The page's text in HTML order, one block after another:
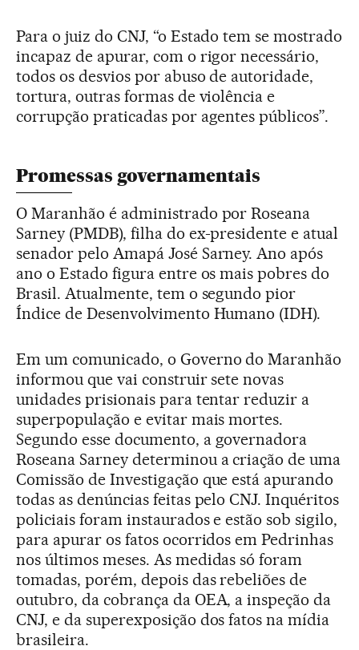
Para o juiz do CNJ, “o Estado tem se mostrado
incapaz de apurar, com o rigor necessário,
todos os desvios por abuso de autoridade,
tortura, outras formas de violência e
corrupção praticadas por agentes públicos”.
Promessas governamentais
O Maranhão é administrado por Roseana
Sarney (PMDB), filha do ex-presidente e atual
senador pelo Amapá José Sarney. Ano após
ano o Estado figura entre os mais pobres do
Brasil. Atualmente, tem o segundo pior
Índice de Desenvolvimento Humano (IDH).
Em um comunicado, o Governo do Maranhão
informou que vai construir sete novas
unidades prisionais para tentar reduzir a
superpopulação e evitar mais mortes.
Segundo esse documento, a governadora
Roseana Sarney determinou a criação de uma
Comissão de Investigação que está apurando
todas as denúncias feitas pelo CNJ. Inquéritos
policiais foram instaurados e estão sob sigilo,
para apurar os fatos ocorridos em Pedrinhas
nos últimos meses. As medidas só foram
tomadas, porém, depois das rebeliões de
outubro, da cobrança da OEA, a inspeção da
CNJ, e da superexposição dos fatos na mídia
brasileira.